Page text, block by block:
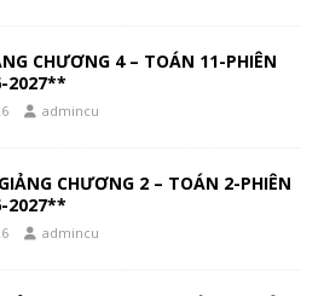
CHƯƠNG 4 – TOÁN 11-PHIÊN
2027**
admincu
CHƯƠNG 2 – TOÁN 2-PHIÊN
2027**
admincu